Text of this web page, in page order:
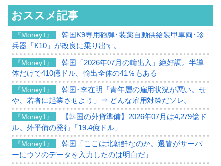
おススメ記事
『Money1』
韓国K9専用砲弾･装薬自動供給装甲車両･珍
兵器「K10」が改良に乗り出す。
『Money1』
韓国「2026年07月の輸出入」絶好調。半導
体だけで410億ドル、輸出全体の41％もある
『Money1』
韓国･李在明「青年層の雇用状況が悪い。せ
や、若者に起業させよう」⇒ どんな雇用対策だソレ。
『Money1』
【韓国の外貨準備】2026年07月は4,279億ド
ル。外平債の発行「19.4億ドル」
『Money1』
韓国「ここは北朝鮮なのか。選管がサーバ
ーにウソのデータを入力したのは明白だ」